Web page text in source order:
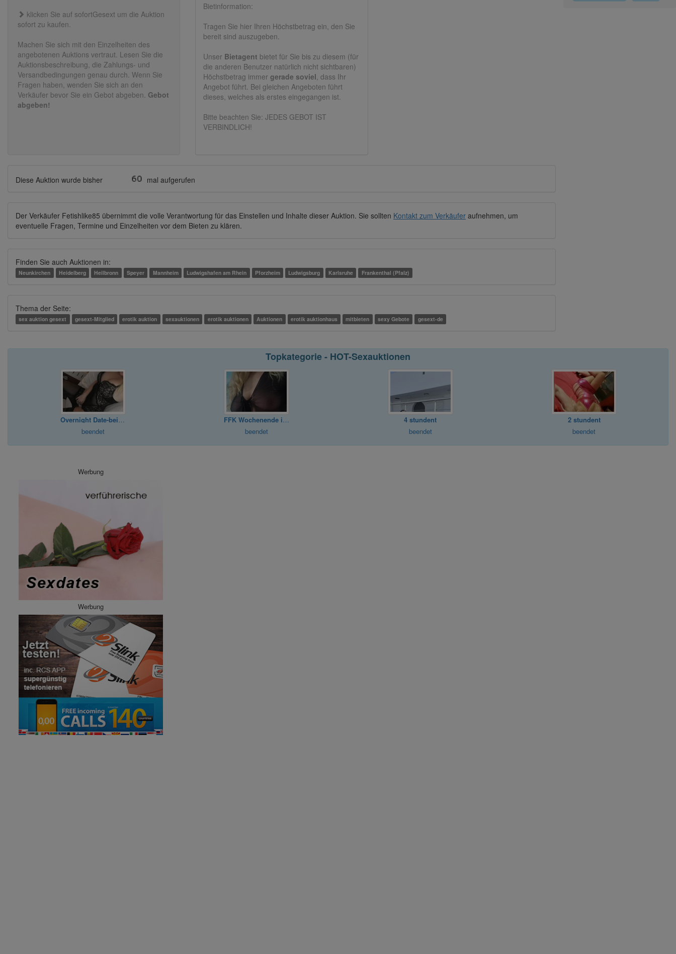
klicken Sie auf sofortGesext um die Auktion
sofort zu kaufen.
Machen Sie sich mit den Einzelheiten des
angebotenen Auktions vertraut. Lesen Sie die
Auktionsbeschreibung, die Zahlungs- und
Versandbedingungen genau durch. Wenn Sie
Fragen haben, wenden Sie sich an den
Verkäufer bevor Sie ein Gebot abgeben. Gebot
abgeben!
Bietinformation:
Tragen Sie hier Ihren Höchstbetrag ein, den Sie
bereit sind auszugeben.
Unser Bietagent bietet für Sie bis zu diesem (für
die anderen Benutzer natürlich nicht sichtbaren)
Höchstbetrag immergerade soviel , dass Ihr
Angebot führt. Bei gleichen Angeboten führt
dieses, welches als erstes eingegangen ist.
Bitte beachten Sie: JEDES GEBOT IST
VERBINDLICH!
Diese Auktion wurde bisher mal aufgerufen
Der Verkäufer Fetishlike85 übernimmt die volle Verantwortung für das Einstellen und Inhalte dieser Auktion. Sie sollten Kontakt zum Verkäufer aufnehmen, um
eventuelle Fragen, Termine und Einzelheiten vor dem Bieten zu klären.
Finden Sie auch Auktionen in:
Neunkirchen Heidelberg Heilbronn Speyer Mannheim Ludwigshafen am Rhein Pforzheim Ludwigsburg Karlsruhe Frankenthal (Pfalz)
Thema der Seite:
sex auktion gesext gesext-Mitglied erotik auktion sexauktionen erotik auktionen Auktionen erotik auktionhaus mitbieten sexy Gebote gesext-de
Topkategorie - HOT-Sexauktionen
Overnight Date-bei mir,diskret+privat
beendet
FFK Wochenende in den Niederlanden
beendet
4 stundent
beendet
2 stundent
beendet
Werbung
Werbung